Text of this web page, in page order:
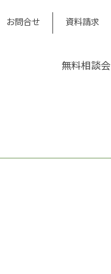
お問合せ 資料請求
無料相談会